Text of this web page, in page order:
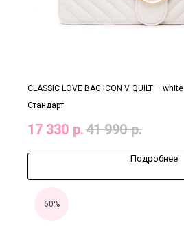
CLASSIC LOVE BAG ICON V QUILT – white
Стандарт
17 330 р.41 990 р.
Подробнее
60%